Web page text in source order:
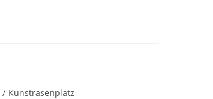
/ Kunstrasenplatz